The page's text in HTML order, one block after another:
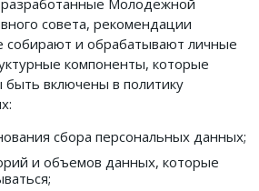
Молодежной
совета, рекомендации
собирают и обрабатывают личные
компоненты, которые
включены в политику
сбора персональных данных;
и объемов данных, которые